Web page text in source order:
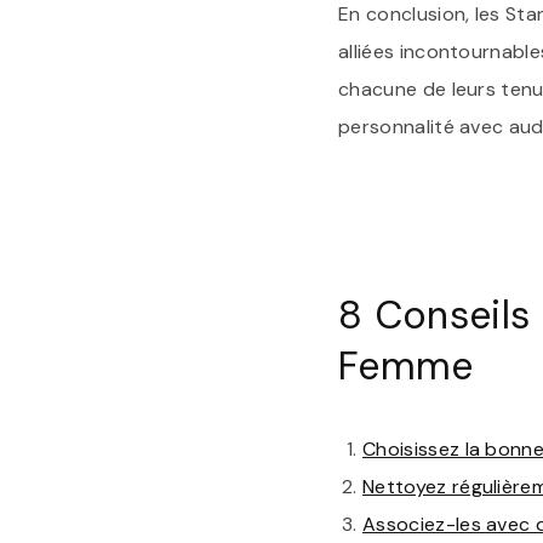
En conclusion, les
alliées
chacune de leurs
personnalité avec
8
Femme
Choisissez la
Nettoyez
Associez-les avec